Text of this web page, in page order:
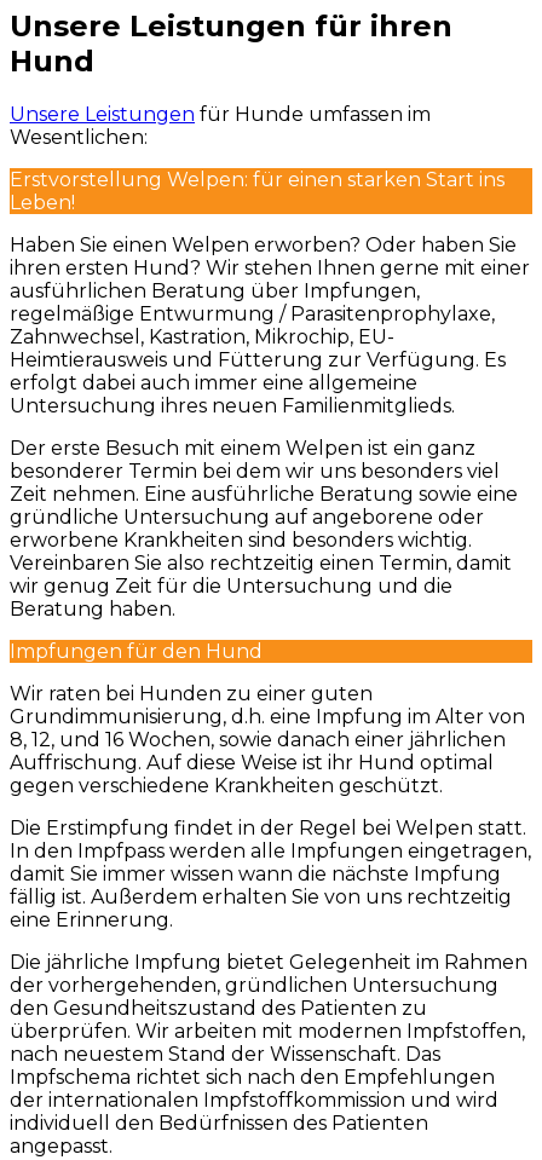
Unsere Leistungen für ihren
Hund
Unsere Leistungen für Hunde umfassen im
Wesentlichen:
Erstvorstellung Welpen: für einen starken Start ins
Leben!
Haben Sie einen Welpen erworben? Oder haben Sie
ihren ersten Hund? Wir stehen Ihnen gerne mit einer
ausführlichen Beratung über Impfungen,
regelmäßige Entwurmung / Parasitenprophylaxe,
Zahnwechsel, Kastration, Mikrochip, EU-
Heimtierausweis und Fütterung zur Verfügung. Es
erfolgt dabei auch immer eine allgemeine
Untersuchung ihres neuen Familienmitglieds.
Der erste Besuch mit einem Welpen ist ein ganz
besonderer Termin bei dem wir uns besonders viel
Zeit nehmen. Eine ausführliche Beratung sowie eine
gründliche Untersuchung auf angeborene oder
erworbene Krankheiten sind besonders wichtig.
Vereinbaren Sie also rechtzeitig einen Termin, damit
wir genug Zeit für die Untersuchung und die
Beratung haben.
Impfungen für den Hund
Wir raten bei Hunden zu einer guten
Grundimmunisierung, d.h. eine Impfung im Alter von
8, 12, und 16 Wochen, sowie danach einer jährlichen
Auffrischung. Auf diese Weise ist ihr Hund optimal
gegen verschiedene Krankheiten geschützt.
Die Erstimpfung findet in der Regel bei Welpen statt.
In den Impfpass werden alle Impfungen eingetragen,
damit Sie immer wissen wann die nächste Impfung
fällig ist. Außerdem erhalten Sie von uns rechtzeitig
eine Erinnerung.
Die jährliche Impfung bietet Gelegenheit im Rahmen
der vorhergehenden, gründlichen Untersuchung
den Gesundheitszustand des Patienten zu
überprüfen. Wir arbeiten mit modernen Impfstoffen,
nach neuestem Stand der Wissenschaft. Das
Impfschema richtet sich nach den Empfehlungen
der internationalen Impfstoffkommission und wird
individuell den Bedürfnissen des Patienten
angepasst.